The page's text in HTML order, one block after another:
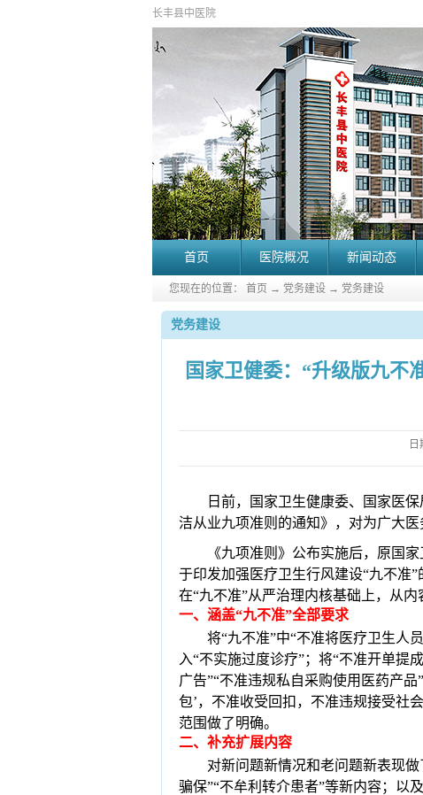
长丰县中医院
首页 医院概况 新闻动态
您现在的位置： 首页 → 党务建设 → 党务建设
党务建设
国家卫健委：“升级版九不
日
日前，国家卫生健康委、国家医
洁从业九项准则的通知》，对为广大医
《九项准则》公布实施后，原国
于印发加强医疗卫生行风建设“九不准
在“九不准”从严治理内核基础上，从内
一、 涵盖“九不准”全部要求
将“九不准”中“不准将医疗卫生人
入“不实施过度诊疗”；将“不准开单提
广告”“不准违规私自采购使用医药产品
包’，不准收受回扣，不准违规接受社
范围做了明确。
二、 补充扩展内容
对新问题新情况和老问题新表现
骗保”“不牟利转介患者”等新内容；以